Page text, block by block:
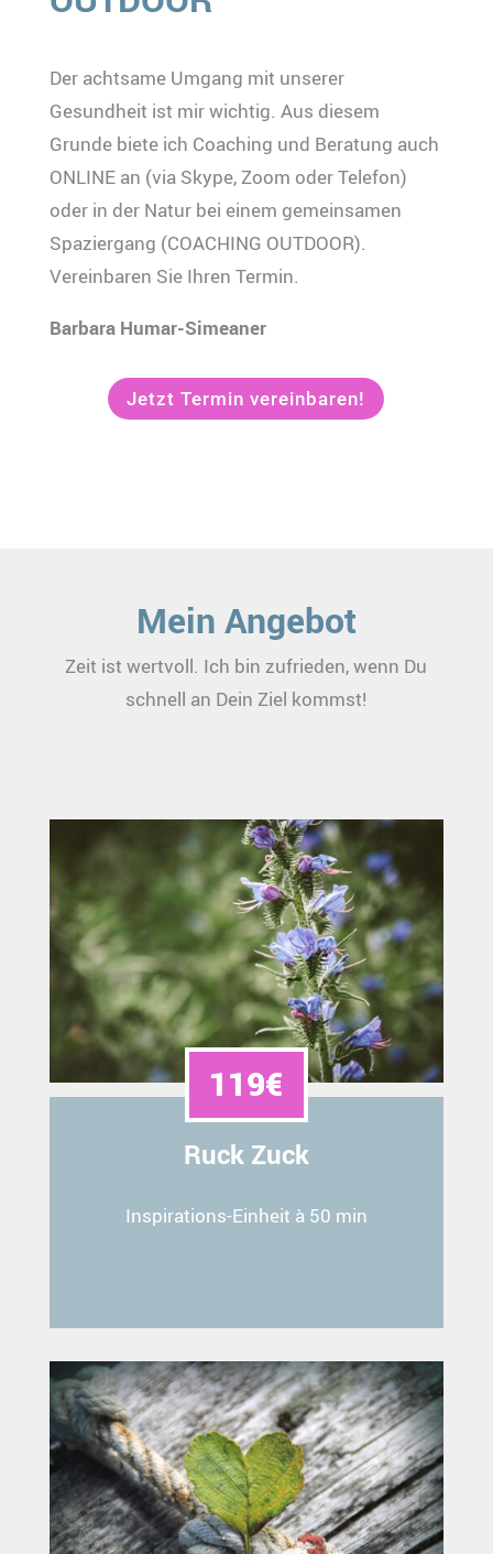
Der achtsame Umgang mit unserer
Gesundheit ist mir wichtig. Aus diesem
Grunde biete ich Coaching und Beratung auch
ONLINE an (via Skype, Zoom oder Telefon)
oder in der Natur bei einem gemeinsamen
Spaziergang (COACHING OUTDOOR).
Vereinbaren Sie Ihren Termin.
Barbara Humar-Simeaner
Jetzt Termin vereinbaren!
Mein Angebot
Zeit ist wertvoll. Ich bin zufrieden, wenn Du
schnell an Dein Ziel kommst!
119€
Ruck Zuck
Inspirations-Einheit à 50 min